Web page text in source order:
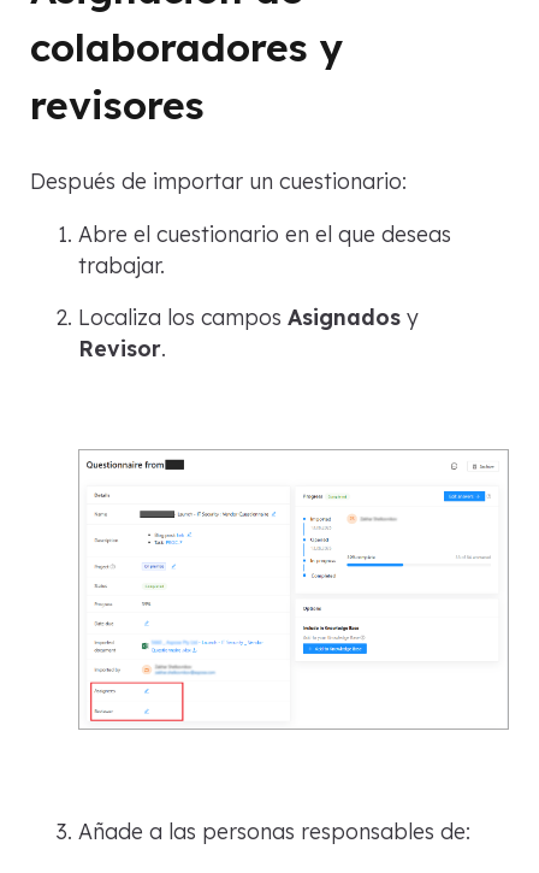
colaboradores y
revisores
Después de importar un cuestionario:
Abre el cuestionario en el que deseas
trabajar.
Localiza los campos Asignados y
Revisor.
Añade a las personas responsables de: